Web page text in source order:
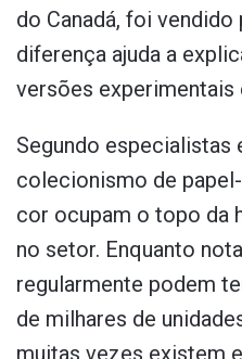
do Canadá, foi vendido
diferença ajuda a
versões experimentais
Segundo
colecionismo de
cor ocupam o topo da
no setor. Enquanto
regularmente podem
de milhares de
muitas vezes existem